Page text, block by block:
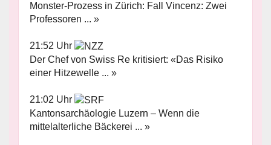
Monster-Prozess in Zürich: Fall Vincenz: Zwei
Professoren ... »
21:52 Uhr
Der Chef von Swiss Re kritisiert: «Das Risiko
einer Hitzewelle ... »
21:02 Uhr
Kantonsarchäologie Luzern – Wenn die
mittelalterliche Bäckerei ... »